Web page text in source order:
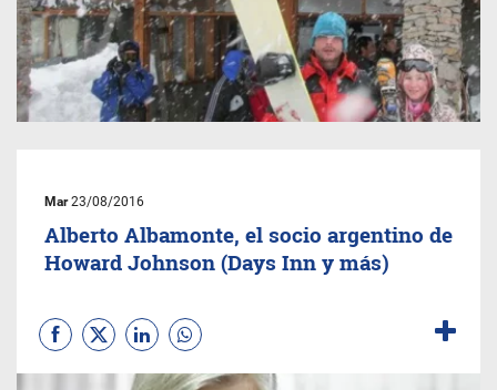
Mar23/08/2016
Alberto Albamonte, el socio argentino de
Howard Johnson (Days Inn y más)